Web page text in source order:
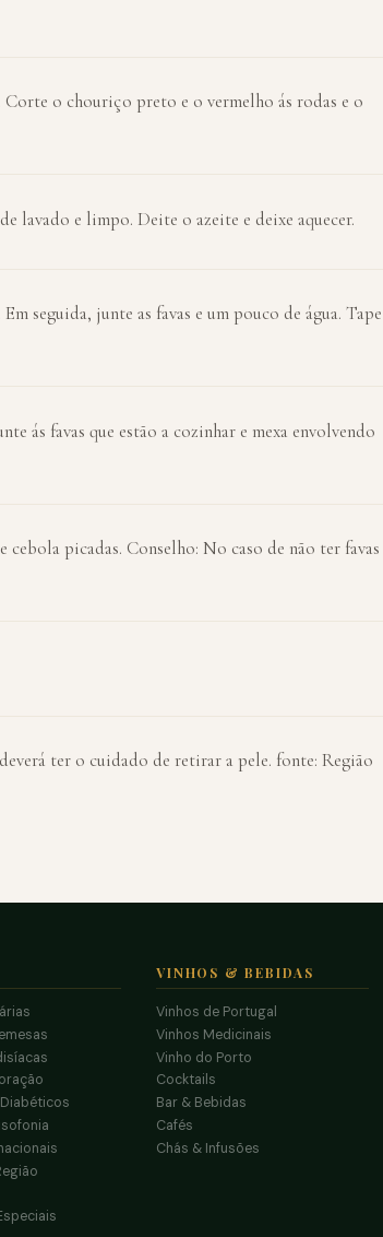
Corte o chouriço preto e o vermelho ás rodas e o
lavado e limpo. Deite o azeite e deixe aquecer.
seguida, junte as favas e um pouco de água. Tape
ás favas que estão a cozinhar e mexa envolvendo
picadas. Conselho: No caso de não ter favas
ter o cuidado de retirar a pele. fonte: Região
VINHOS & BEBIDAS
Vinhos de Portugal
Vinhos Medicinais
Vinho do Porto
Cocktails
Bar & Bebidas
Cafés
Chás & Infusões